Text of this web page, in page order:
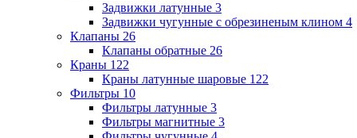
Задвижки латунные 3
Задвижки чугунные с обрезиненым клином 4
Клапаны 26
Клапаны обратные 26
Краны 122
Краны латунные шаровые 122
Фильтры 10
Фильтры латунные 3
Фильтры магнитные 3